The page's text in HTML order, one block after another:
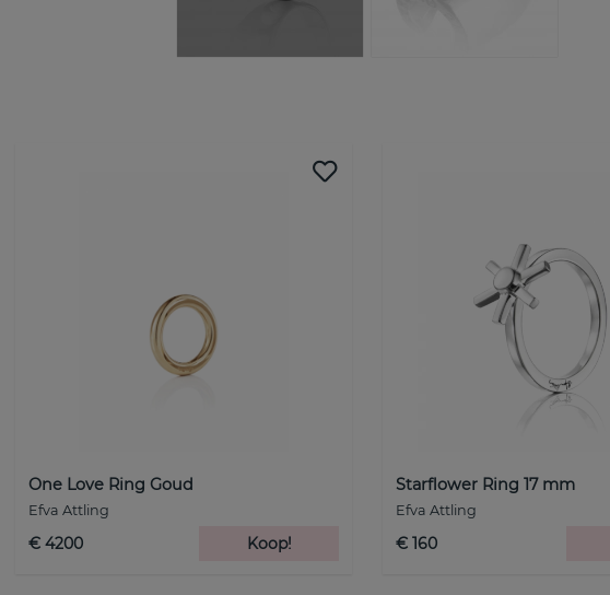
One Love Ring Goud
Efva Attling
€ 4200 Koop!
Starflower Ring 17 mm
Efva Attling
€ 160